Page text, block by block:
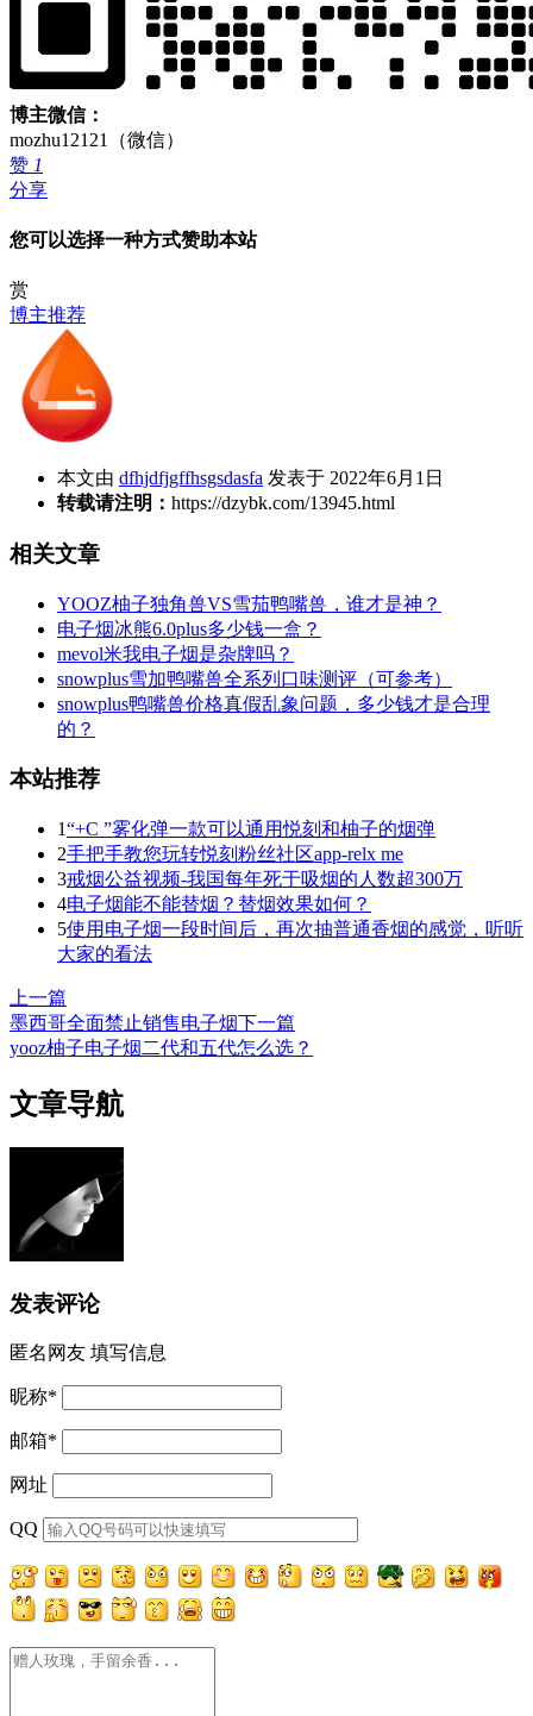
博主微信：
mozhu12121（微信）
赞 1
分享
您可以选择一种方式赞助本站
赏
博主推荐
本文由 dfhjdfjgffhsgsdasfa 发表于 2022年6月1日
转载请注明： https://dzybk.com/13945.html
相关文章
YOOZ柚子独角兽VS雪茄鸭嘴兽，谁才是神？
电子烟冰熊6.0plus多少钱一盒？
mevol米我电子烟是杂牌吗？
snowplus雪加鸭嘴兽全系列口味测评（可参考）
snowplus鸭嘴兽价格真假乱象问题，多少钱才是合理
的？
本站推荐
1“+C ”雾化弹一款可以通用悦刻和柚子的烟弹
2手把手教您玩转悦刻粉丝社区app-relx me
3戒烟公益视频-我国每年死于吸烟的人数超300万
4电子烟能不能替烟？替烟效果如何？
5使用电子烟一段时间后，再次抽普通香烟的感觉，听听
大家的看法
上一篇
墨西哥全面禁止销售电子烟下一篇
yooz柚子电子烟二代和五代怎么选？
文章导航
发表评论
匿名网友 填写信息
昵称*
邮箱*
网址
QQ